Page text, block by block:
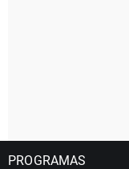
PROGRAMAS